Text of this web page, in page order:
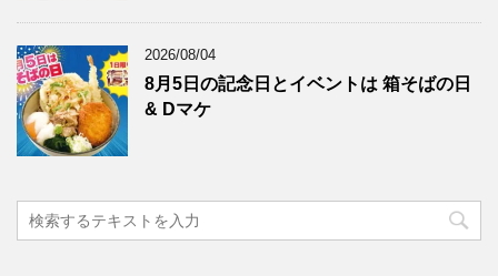
2026/08/04
8月5日の記念日とイベントは 箱そばの日
& Dマケ